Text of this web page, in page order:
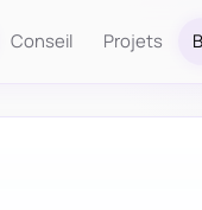
Conseil Projets